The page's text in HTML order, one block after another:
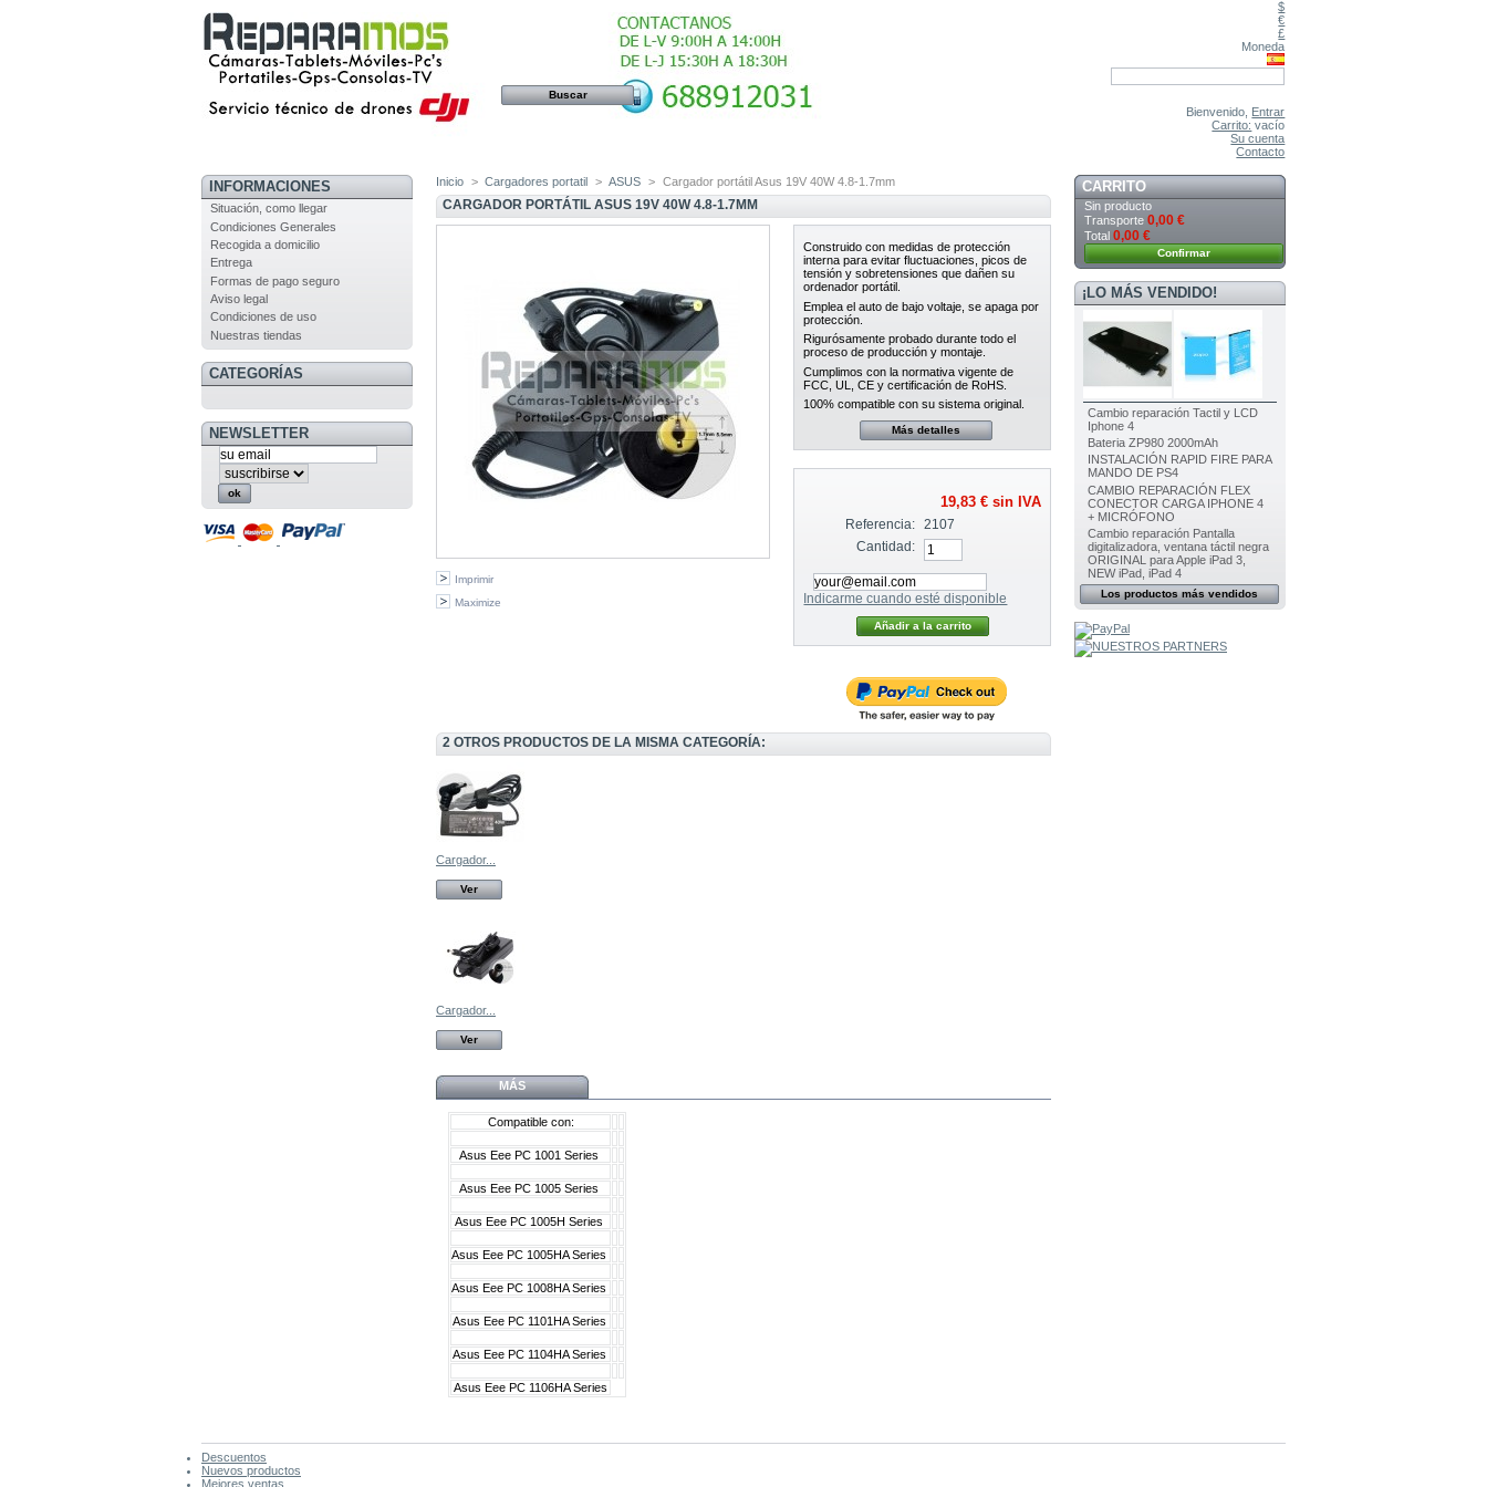
$
€
£
Moneda
Bienvenido, Entrar
Carrito: vacío
Su cuenta
Contacto
INFORMACIONES
Situación, como llegar
Condiciones Generales
Recogida a domicilio
Entrega
Formas de pago seguro
Aviso legal
Condiciones de uso
Nuestras tiendas
CATEGORÍAS
NEWSLETTER
Inicio > Cargadores portatil > ASUS > Cargador portátil Asus 19V 40W 4.8-1.7mm
CARGADOR PORTÁTIL ASUS 19V 40W 4.8-1.7MM
Imprimir
Maximize
Construido con medidas de protección
interna para evitar fluctuaciones, picos de
tensión y sobretensiones que dañen su
ordenador portátil.
Emplea el auto de bajo voltaje, se apaga por
protección.
Rigurósamente probado durante todo el
proceso de producción y montaje.
Cumplimos con la normativa vigente de
FCC, UL, CE y certificación de RoHS.
100% compatible con su sistema original.
Más detalles
19,83 €sin IVA
Referencia:
2107
Cantidad:
Indicarme cuando esté disponible
2 OTROS PRODUCTOS DE LA MISMA CATEGORÍA:
Cargador...
Ver
Cargador...
Ver
MÁS
Compatible con:
Asus Eee PC 1001 Series
Asus Eee PC 1005 Series
Asus Eee PC 1005H Series
Asus Eee PC 1005HA Series
Asus Eee PC 1008HA Series
Asus Eee PC 1101HA Series
Asus Eee PC 1104HA Series
Asus Eee PC 1106HA Series
CARRITO
Sin producto
Transporte 0,00 €
Total 0,00 €
Confirmar
¡LO MÁS VENDIDO!
Cambio reparación Tactil y LCD
Iphone 4
Bateria ZP980 2000mAh
INSTALACIÓN RAPID FIRE PARA
MANDO DE PS4
CAMBIO REPARACIÓN FLEX
CONECTOR CARGA IPHONE 4
+ MICRÓFONO
Cambio reparación Pantalla
digitalizadora, ventana táctil negra
ORIGINAL para Apple iPad 3,
NEW iPad, iPad 4
Los productos más vendidos
Descuentos
Nuevos productos
Mejores ventas